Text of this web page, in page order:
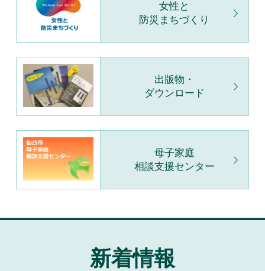
女性と
防災まちづくり
出版物・
ダウンロード
母子家庭
相談支援センター
新着情報